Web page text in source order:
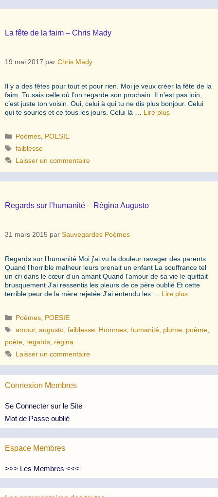
La fête de la faim – Chris Mady
19 mai 2017 par Chris Mady
Il y a des fêtes pour tout et pour rien. Moi je veux créer la fête de la
faim. Tu sais celle où l’on regarde son prochain. Il n’est pas loin,
c’est juste ton voisin. Oui, celui à qui tu ne dis plus bonjour. Celui
qui te souries et ce tous les jours. Celui là … Lire plus
Catégories
Poèmes POESIE
Étiquettes
faiblesse
Laisser un commentaire
Regards sur l’humanité – Régina Augusto
31 mars 2015 par Sauvegardes Poèmes
Regards sur l’humanité Moi j’ai vu la douleur ravager des parents
Quand l’horrible malheur leurs prenait un enfant La souffrance tel
un cri dans le cœur d’un amant Quand l’amour de sa vie le quittait
brusquement J’ai ressentis les pleurs de ce père oublié Et cette
terrible peur de la mère rejetée J’ai entendu les … Lire plus
Catégories
Poèmes POESIE
Étiquettes
amour,augusto ,faiblesse Hommes humanité plume poème
poète regards regina
Laisser un commentaire
Connexion Membres
Se Connecter sur le Site
Mot de Passe oublié
Espace Membres
>>> Les Membres <<<